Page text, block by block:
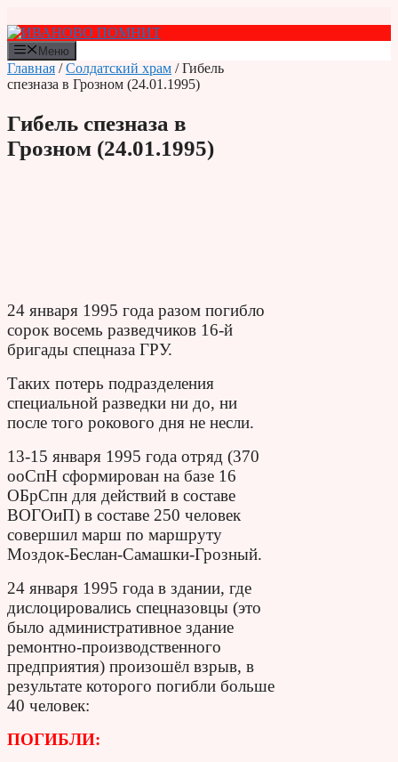
к
содержимому
Меню
Главная /Солдатский храм / Гибель
спезназа в Грозном (24.01.1995)
Гибель спезназа в
Грозном (24.01.1995)
24 января 1995 года разом погибло
сорок восемь разведчиков 16-й
бригады спецназа ГРУ.
Таких потерь подразделения
специальной разведки ни до, ни
после того рокового дня не несли.
13-15 января 1995 года отряд (370
ооСпН сформирован на базе 16
ОБрСпн для действий в составе
ВОГОиП) в составе 250 человек
совершил марш по маршруту
Моздок-Беслан-Самашки-Грозный.
24 января 1995 года в здании, где
дислоцировались спецназовцы (это
было административное здание
ремонтно-производственного
предприятия) произошёл взрыв, в
результате которого погибли больше
40 человек:
ПОГИБЛИ: